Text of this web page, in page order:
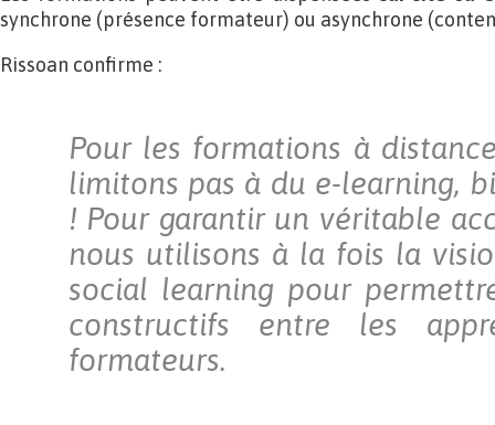
synchrone (présence formateur) ou asynchrone
Rissoan confirme :
Pour les formations à
limitons pas à du e-learning,
! Pour garantir un véritable
nous utilisons à la fois la
social learning pour
constructifs entre les
formateurs.